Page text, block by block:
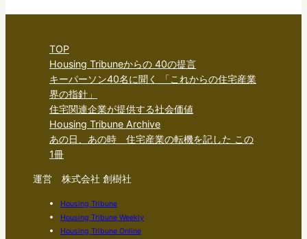
TOP
Housing Tribuneからの 40の提言
キーパーソン40名に聞く 「これからの住宅産業
界の指針」
住宅関連企業が提供する社会価値
Housing Tribune Archive
あの日、あの時 住宅産業の転機を記した この
1冊
運営 株式会社 創樹社
Housing Tribune
Housing Tribune Weekly
Housing Tribune Online